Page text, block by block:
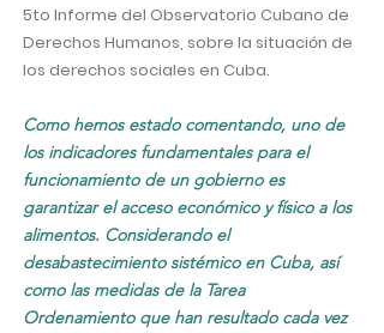
5to Informe del Observatorio Cubano de
Derechos Humanos, sobre la situación de
los derechos sociales en Cuba.
Como hemos estado comentando, uno de
los indicadores fundamentales para el
funcionamiento de un gobierno es
garantizar el acceso económico y físico a los
alimentos. Considerando el
desabastecimiento sistémico en Cuba, así
como las medidas de la Tarea
Ordenamiento que han resultado cada vez